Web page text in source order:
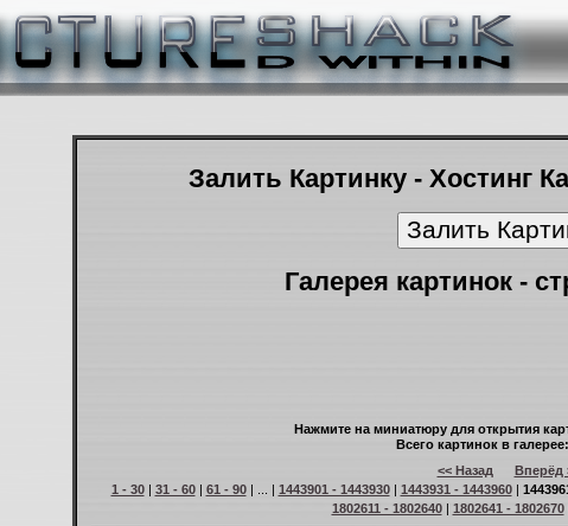
Залить Картинку - Хостинг
Галерея картинок -
Нажмите на миниатюру для открытия
Всего картинок в
<< Назад
Вперёд
1 - 30| 31 - 60| 61 - 90| ... | 1443901 - 1443930| 1443931 - 1443960|
1802611 - 1802640| 1802641 - 1802670